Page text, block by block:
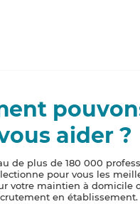
aider ?
de plus de 180 000
pour vous les
votre maintien à domicile
en établissement.